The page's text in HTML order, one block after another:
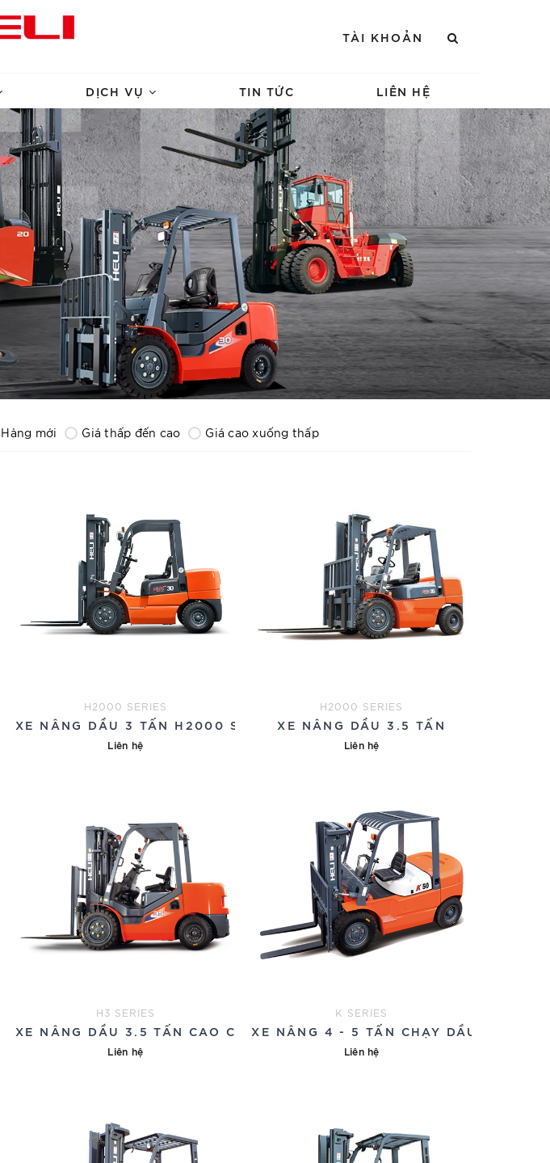
TÀI KHOẢN
DỊCH VỤ TIN TỨC LIÊN HỆ
Hàng mới Giá thấp đến cao Giá cao xuống thấp
H2000 SERIES
XE NÂNG DẦU 3 TẤN H2000 SERIES
Liên hệ
H2000 SERIES
XE NÂNG DẦU 3.5 TẤN
Liên hệ
H3 SERIES
XE NÂNG DẦU 3.5 TẤN CAO CẤP
Liên hệ
K SERIES
XE NÂNG 4 - 5 TẤN CHẠY DẦU
Liên hệ